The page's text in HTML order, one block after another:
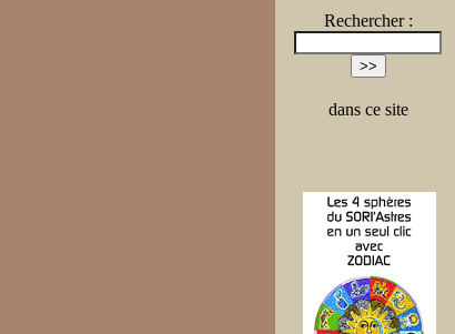
Rechercher :
dans ce site